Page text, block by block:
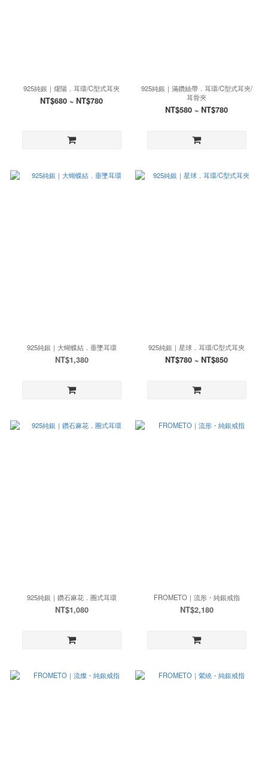
925純銀｜燿陽．耳環/C型式耳夾
NT$680 ~ NT$780
925純銀｜滿鑽絲帶．耳環/C型式耳夾/
耳骨夾
NT$580 ~ NT$780
925純銀｜大蝴蝶結．垂墜耳環
NT$1,380
925純銀｜星球．耳環/C型式耳夾
NT$780 ~ NT$850
925純銀｜鑽石麻花．圈式耳環
NT$1,080
FROMETO｜流形・純銀戒指
NT$2,180